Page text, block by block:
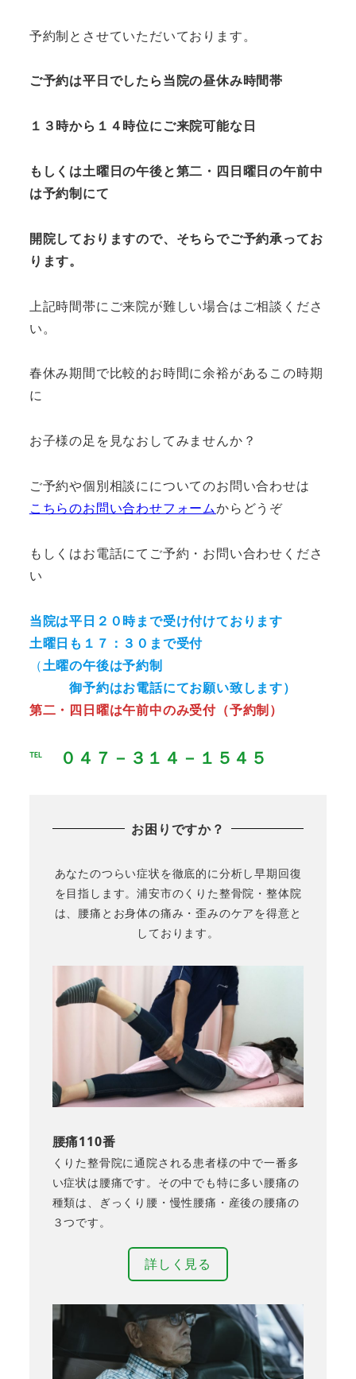
予約制とさせていただいております。
ご予約は平日でしたら当院の昼休み時間帯
１３時から１４時位にご来院可能な日
もしくは土曜日の午後と第二・四日曜日の午前中
は予約制にて
開院しておりますので、そちらでご予約承ってお
ります。
上記時間帯にご来院が難しい場合はご相談くださ
い。
春休み期間で比較的お時間に余裕があるこの時期
に
お子様の足を見なおしてみませんか？
ご予約や個別相談にについてのお問い合わせは
こちらのお問い合わせフォームからどうぞ
もしくはお電話にてご予約・お問い合わせくださ
い
当院は平日２０時まで受け付けております
土曜日も１７：３０まで受付
（土曜の午後は予約制
御予約はお電話にてお願い致します）
第二・四日曜は午前中のみ受付（予約制）
℡ ０４７－３１４－１５４５
お困りですか？
あなたのつらい症状を徹底的に分析し早期回復
を目指します。浦安市のくりた整骨院・整体院
は、腰痛とお身体の痛み・歪みのケアを得意と
しております。
腰痛110番
くりた整骨院に通院される患者様の中で一番多
い症状は腰痛です。その中でも特に多い腰痛の
種類は、ぎっくり腰・慢性腰痛・産後の腰痛の
３つです。
詳しく見る